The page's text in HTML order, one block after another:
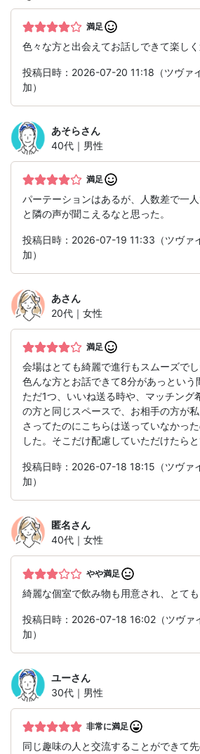
満足
色々な方と出会えてお話しできて楽しく
投稿日時：2026-07-20 11:18（ツヴァ
加）
あそらさん
40代｜男性
満足
パーテーションはあるが、人数差で一
と隣の声が聞こえるなと思った。
投稿日時：2026-07-19 11:33（ツヴァ
加）
あさん
20代｜女性
満足
会場はとても綺麗で進行もスムーズでし
色んな方とお話できて8分があっという
ただ1つ、いいね送る時や、マッチング
の方と同じスペースで、お相手の方が
さってたのにこちらは送っていなかっ
した。そこだけ配慮していただけたらと
投稿日時：2026-07-18 18:15（ツヴァ
加）
匿名さん
40代｜女性
やや満足
綺麗な個室で飲み物も用意され、とても
投稿日時：2026-07-18 16:02（ツヴァ
加）
ユーさん
30代｜男性
非常に満足
同じ趣味の人と交流することができて